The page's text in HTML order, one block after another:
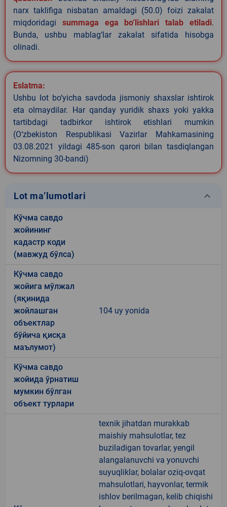
narx taklifiga nisbatan amaldagi (50.0) foizi zakalat
miqdoridagi summaga ega bo‘lishlari talab etiladi.
Bunda, ushbu mablag‘lar zakalat sifatida hisobga
olinadi.
Eslatma:
Ushbu lot bo‘yicha savdoda jismoniy shaxslar ishtirok
eta olmaydilar. Har qanday yuridik shaxs yoki yakka
tartibdagi tadbirkor ishtirok etishlari mumkin
(O‘zbekiston Respublikasi Vazirlar Mahkamasining
03.08.2021 yildagi 485-son qarori bilan tasdiqlangan
Nizomning 30-bandi)
Lot ma’lumotlari keyboard_arrow_down
Кўчма савдо
жойининг
кадастр коди
(мавжуд бўлса)
Кўчма савдо
жойига мўлжал
(яқинида
жойлашган
объектлар
бўйича қисқа
маълумот)
104 uy yonida
Кўчма савдо
жойида ўрнатиш
мумкин бўлган
объект турлари
texnik jihatdan murakkab
maishiy mahsulotlar, tez
buziladigan tovarlar, yengil
alangalanuvchi va yonuvchi
suyuqliklar, bolalar oziq-ovqat
mahsulotlari, hayvonlar, termik
ishlov berilmagan, kelib chiqishi